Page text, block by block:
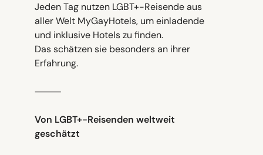
Jeden Tag nutzen LGBT+-Reisende aus
aller Welt MyGayHotels, um einladende
und inklusive Hotels zu finden.
Das schätzen sie besonders an ihrer
Erfahrung.
⸻
Von LGBT+-Reisenden weltweit
geschätzt